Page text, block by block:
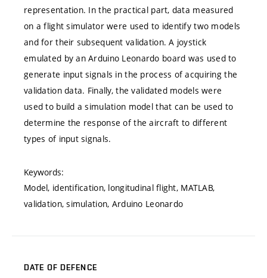
representation. In the practical part, data measured
on a flight simulator were used to identify two models
and for their subsequent validation. A joystick
emulated by an Arduino Leonardo board was used to
generate input signals in the process of acquiring the
validation data. Finally, the validated models were
used to build a simulation model that can be used to
determine the response of the aircraft to different
types of input signals.
Keywords:
Model, identification, longitudinal flight, MATLAB,
validation, simulation, Arduino Leonardo
DATE OF DEFENCE